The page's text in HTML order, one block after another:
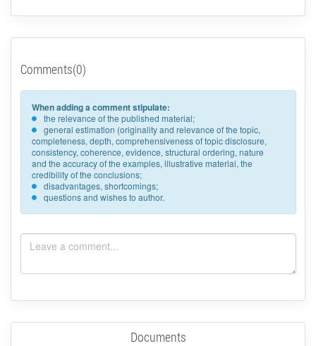
Comments(0)
When adding a comment stipulate:
the relevance of the published material;
general estimation (originality and relevance of the topic,
completeness, depth, comprehensiveness of topic disclosure,
consistency, coherence, evidence, structural ordering, nature
and the accuracy of the examples, illustrative material, the
credibility of the conclusions;
disadvantages, shortcomings;
questions and wishes to author.
Documents